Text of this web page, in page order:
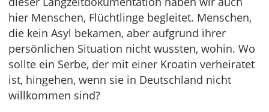
hier Menschen, Flüchtlinge begleitet. Menschen,
die kein Asyl bekamen, aber aufgrund ihrer
persönlichen Situation nicht wussten, wohin. Wo
sollte ein Serbe, der mit einer Kroatin verheiratet
ist, hingehen, wenn sie in Deutschland nicht
willkommen sind?